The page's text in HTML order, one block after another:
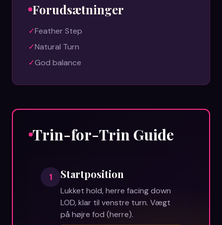
Forudsætninger
✓Feather Step
✓Natural Turn
✓God balance
Trin-for-Trin Guide
1 Startposition
Lukket hold, herre facing down
LOD, klar til venstre turn. Vægt
på højre fod (herre).